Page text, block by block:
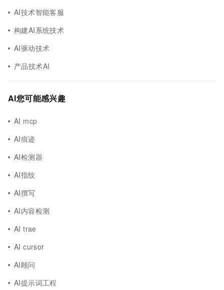
AI技术智能客服
构建AI系统技术
AI驱动技术
产品技术AI
AI您可能感兴趣
AI mcp
AI痕迹
AI检测器
AI指纹
AI撰写
AI内容检测
AI trae
AI cursor
AI顾问
AI提示词工程